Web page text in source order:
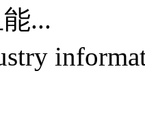
...